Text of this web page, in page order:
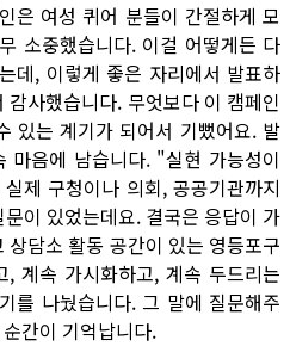
은 여성 퀴어 분들이 간절하게 모
소중했습니다. 이걸 어떻게든 다
데, 이렇게 좋은 자리에서 발표하
사했습니다. 무엇보다 이 캠페인
있는 계기가 되어서 기뻤어요. 발
마음에 남습니다. "실현 가능성이
제 구청이나 의회, 공공기관까지
이 있었는데요. 결국은 응답이 가
담소 활동 공간이 있는 영등포구
계속 가시화하고, 계속 두드리는
를 나눴습니다. 그 말에 질문해주
간이 기억납니다.